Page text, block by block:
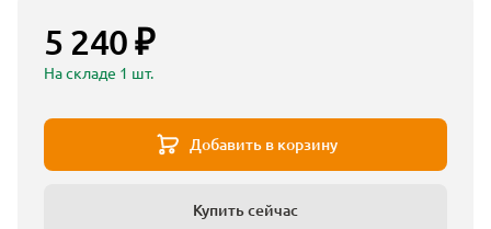
5 240 ₽
На складе 1 шт.
Добавить в корзину
Купить сейчас